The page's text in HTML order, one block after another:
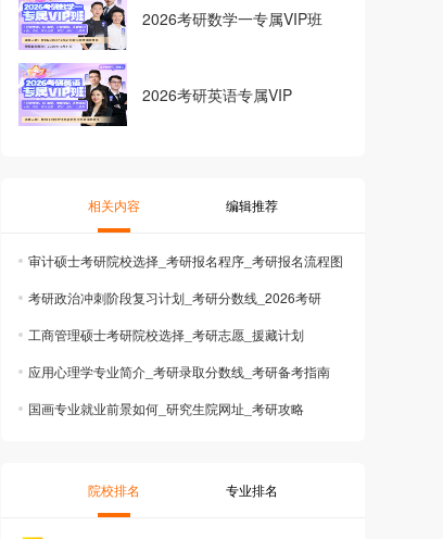
2026考研数学一专属VIP班
2026考研英语专属VIP
相关内容 编辑推荐
审计硕士考研院校选择_考研报名程序_考研报名流程图
考研政治冲刺阶段复习计划_考研分数线_2026考研
工商管理硕士考研院校选择_考研志愿_援藏计划
应用心理学专业简介_考研录取分数线_考研备考指南
国画专业就业前景如何_研究生院网址_考研攻略
院校排名 专业排名